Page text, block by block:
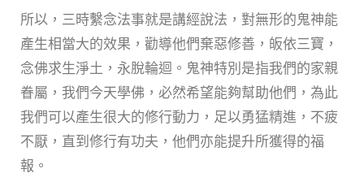
所以，三時繫念法事就是講經說法，對無形的鬼神能
產生相當大的效果，勸導他們棄惡修善，皈依三寶，
念佛求生淨土，永脫輪迴。鬼神特別是指我們的家親
眷屬，我們今天學佛，必然希望能夠幫助他們，為此
我們可以產生很大的修行動力，足以勇猛精進，不疲
不厭，直到修行有功夫，他們亦能提升所獲得的福
報。